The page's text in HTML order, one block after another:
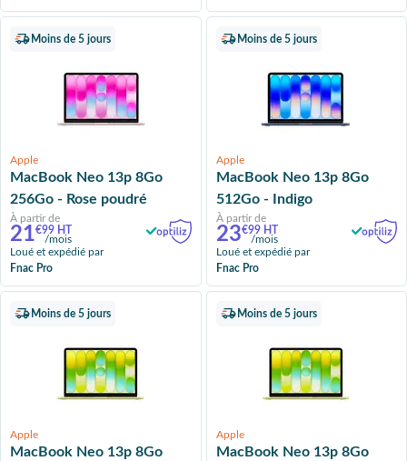
Moins de 5 jours
Apple
MacBook Neo 13p 8Go
256Go - Rose poudré
À partir de
21€99 HT
/mois
Loué et expédié par
Fnac Pro
Moins de 5 jours
Apple
MacBook Neo 13p 8Go
512Go - Indigo
À partir de
23€99 HT
/mois
Loué et expédié par
Fnac Pro
Moins de 5 jours
Apple
MacBook Neo 13p 8Go
Moins de 5 jours
Apple
MacBook Neo 13p 8Go